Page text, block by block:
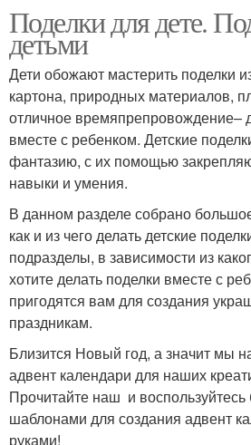
Поделки для дете.
детьми
Дети обожают мастерить поделки
картона, природных материалов,
отличное времяпрепровождение–
вместе с ребенком. Детские
фантазию, с их помощью
навыки и умения.
В данном разделе собрано
как и из чего делать детские
подразделы, в зависимости из
хотите делать поделки вместе с
пригодятся вам для создания
праздникам.
Близится Новый год, а значит мы
адвент календари для наших
Прочитайте наш и
шаблонами для создания адвент
руками!